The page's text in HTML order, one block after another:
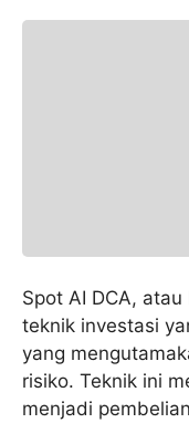
Spot AI DCA,
teknik investasi
yang
risiko. Teknik ini
menjadi